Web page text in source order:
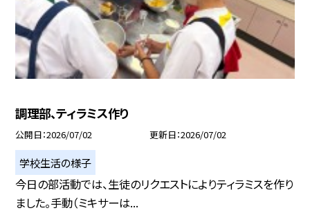
調理部、ティラミス作り
公開日 2026/07/02 更新日 2026/07/02
学校生活の様子
今日の部活動では、生徒のリクエストによりティラミスを作り
ました。手動（ミキサーは...